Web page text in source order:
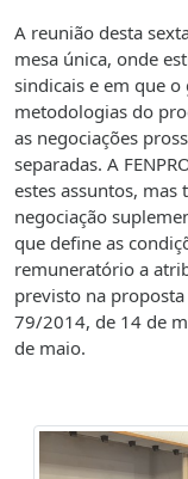
A reunião desta
mesa única, onde
sindicais e em que
metodologias do
as negociações
separadas. A
estes assuntos,
negociação
que define as
remuneratório a
previsto na
79/2014, de 14 de
de maio.